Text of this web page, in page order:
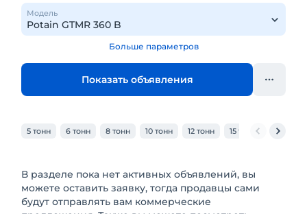
Модель
Больше параметров
Показать объявления
5 тонн 6 тонн 8 тонн 10 тонн 12 тонн 15 тонн 20 тонн
В разделе пока нет активных объявлений, вы
можете оставить заявку, тогда продавцы сами
будут отправлять вам коммерческие